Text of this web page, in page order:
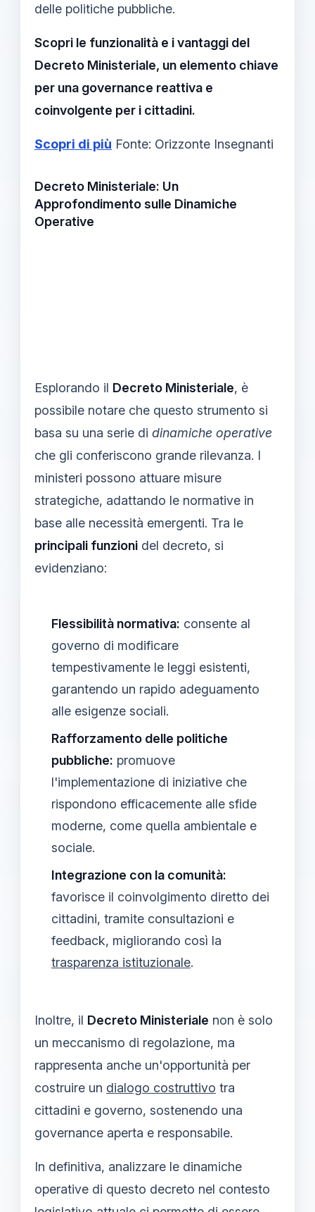
delle politiche pubbliche.
Scopri le funzionalità e i vantaggi del
Decreto Ministeriale, un elemento chiave
per una governance reattiva e
coinvolgente per i cittadini.
Scopri di più Fonte: Orizzonte Insegnanti
Decreto Ministeriale: Un
Approfondimento sulle Dinamiche
Operative
Esplorando il Decreto Ministeriale, è
possibile notare che questo strumento si
basa su una serie di dinamiche operative
che gli conferiscono grande rilevanza. I
ministeri possono attuare misure
strategiche, adattando le normative in
base alle necessità emergenti. Tra le
principali funzioni del decreto, si
evidenziano:
Flessibilità normativa: consente al
governo di modificare
tempestivamente le leggi esistenti,
garantendo un rapido adeguamento
alle esigenze sociali.
Rafforzamento delle politiche
pubbliche: promuove
l'implementazione di iniziative che
rispondono efficacemente alle sfide
moderne, come quella ambientale e
sociale.
Integrazione con la comunità:
favorisce il coinvolgimento diretto dei
cittadini, tramite consultazioni e
feedback, migliorando così la
trasparenza istituzionale.
Inoltre, il Decreto Ministeriale non è solo
un meccanismo di regolazione, ma
rappresenta anche un'opportunità per
costruire un dialogo costruttivo tra
cittadini e governo, sostenendo una
governance aperta e responsabile.
In definitiva, analizzare le dinamiche
operative di questo decreto nel contesto